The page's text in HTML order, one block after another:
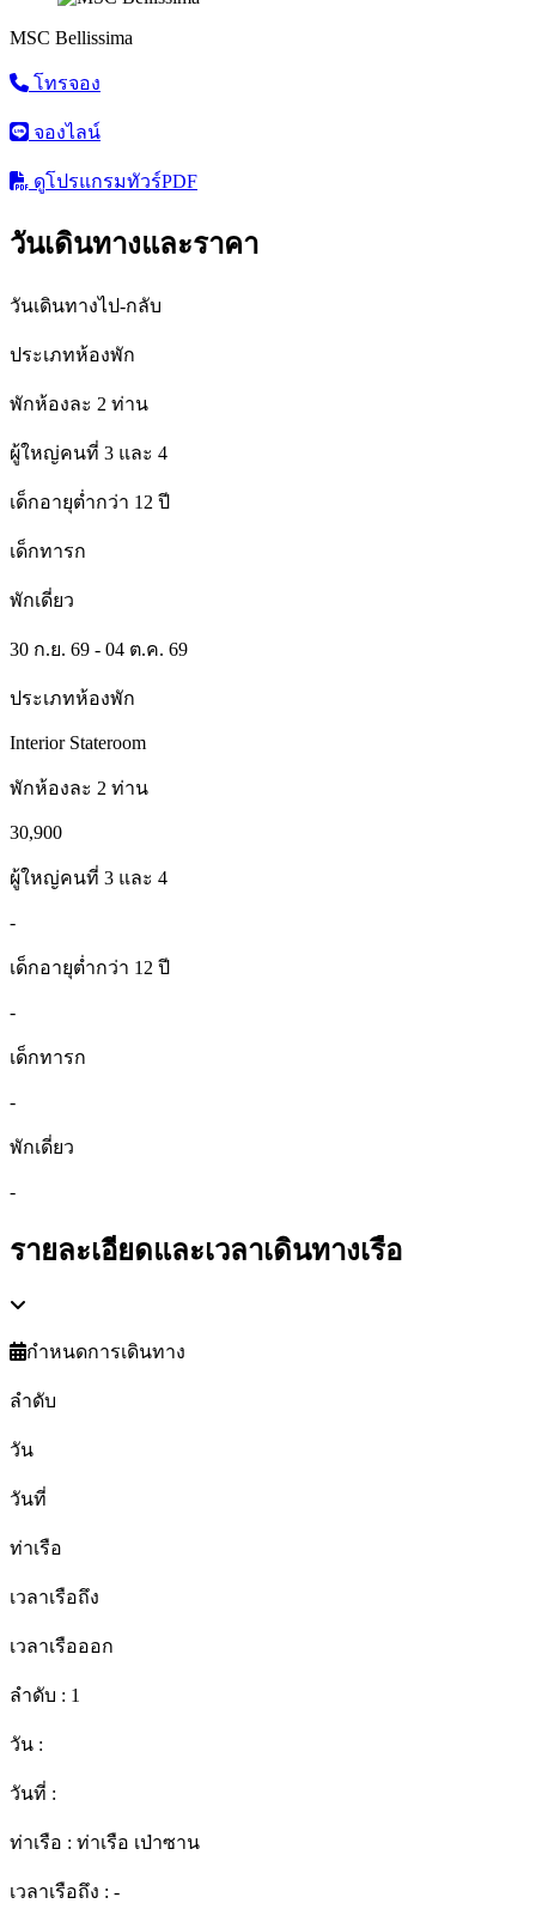
MSC Bellissima
โทรจอง
จองไลน์
ดูโปรแกรมทัวร์PDF
วันเดินทางและราคา
วันเดินทางไป-กลับ
ประเภทห้องพัก
พักห้องละ 2 ท่าน
ผู้ใหญ่คนที่ 3 และ 4
เด็กอายุต่ำกว่า 12 ปี
เด็กทารก
พักเดี่ยว
30 ก.ย. 69 - 04 ต.ค. 69
ประเภทห้องพัก
Interior Stateroom
พักห้องละ 2 ท่าน
30,900
ผู้ใหญ่คนที่ 3 และ 4
-
เด็กอายุต่ำกว่า 12 ปี
-
เด็กทารก
-
พักเดี่ยว
-
รายละเอียดและเวลาเดินทางเรือ
กำหนดการเดินทาง
ลำดับ
วัน
วันที่
ท่าเรือ
เวลาเรือถึง
เวลาเรือออก
ลำดับ : 1
วัน :
วันที่ :
ท่าเรือ : ท่าเรือ เป่าซาน
เวลาเรือถึง : -